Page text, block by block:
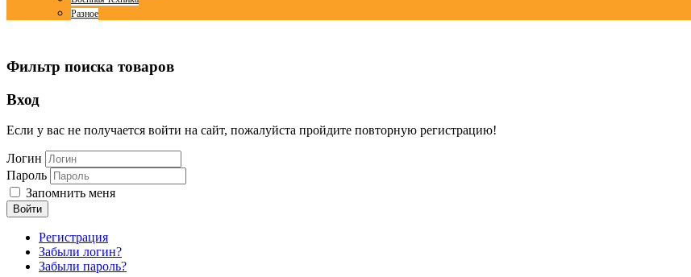
Разное
Фильтр поиска товаров
Вход
Если у вас не получается войти на сайт, пожалуйста пройдите повторную регистрацию!
Логин
Пароль
Запомнить меня
Войти
Регистрация
Забыли логин?
Забыли пароль?